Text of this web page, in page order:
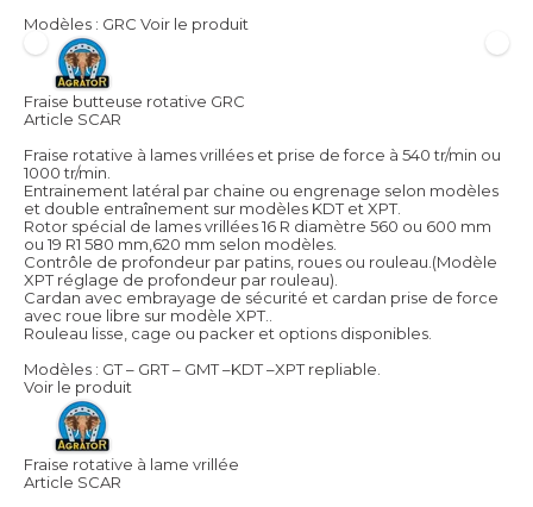
Modèles : GRC Voir le produit
Fraise butteuse rotative GRC
Article SCAR
Fraise rotative à lames vrillées et prise de force à 540 tr/min ou
1000 tr/min.
Entrainement latéral par chaine ou engrenage selon modèles
et double entraînement sur modèles KDT et XPT.
Rotor spécial de lames vrillées 16 R diamètre 560 ou 600 mm
ou 19 R1 580 mm,620 mm selon modèles.
Contrôle de profondeur par patins, roues ou rouleau.(Modèle
XPT réglage de profondeur par rouleau).
Cardan avec embrayage de sécurité et cardan prise de force
avec roue libre sur modèle XPT..
Rouleau lisse, cage ou packer et options disponibles.
Modèles : GT – GRT – GMT –KDT –XPT repliable.
Voir le produit
Fraise rotative à lame vrillée
Article SCAR